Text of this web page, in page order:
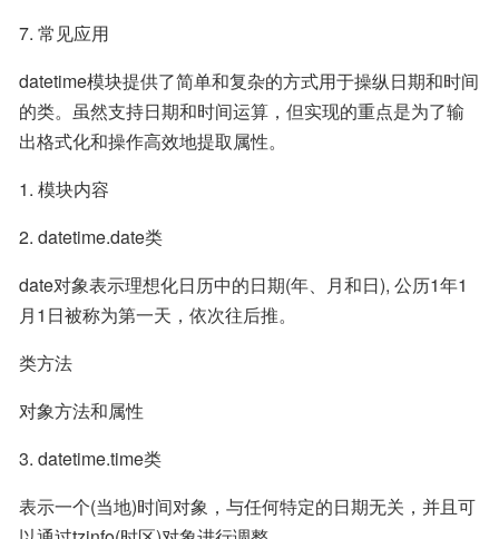
7. 常见应用
datetime模块提供了简单和复杂的方式用于操纵日期和时间
的类。虽然支持日期和时间运算，但实现的重点是为了输
出格式化和操作高效地提取属性。
1. 模块内容
2. datetime.date类
date对象表示理想化日历中的日期(年、月和日), 公历1年1
月1日被称为第一天，依次往后推。
类方法
对象方法和属性
3. datetime.time类
表示一个(当地)时间对象，与任何特定的日期无关，并且可